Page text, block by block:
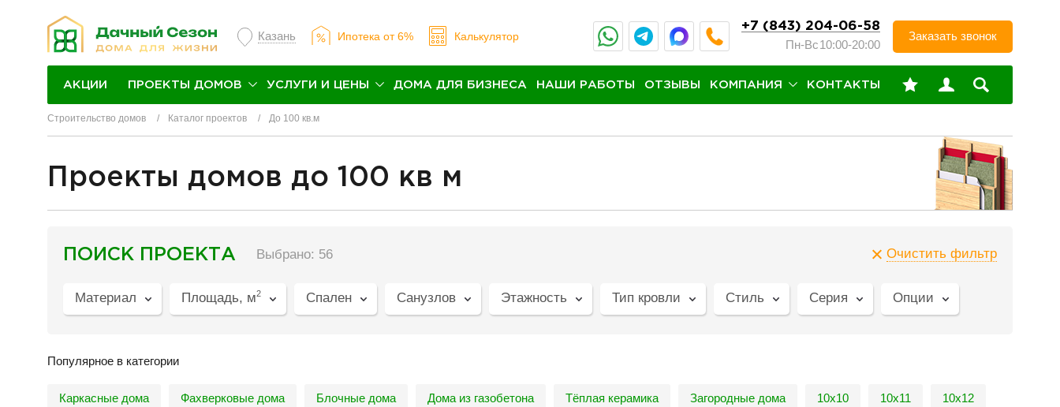
Казань Ипотека от 6% Калькулятор
+7 (843) 204-06-58
Пн-Вс10:00-20:00
Заказать звонок
АКЦИИ ПРОЕКТЫ ДОМОВ УСЛУГИ И ЦЕНЫ ДОМА ДЛЯ БИЗНЕСА НАШИ РАБОТЫ ОТЗЫВЫ КОМПАНИЯ КОНТАКТЫ
Строительство домов Каталог проектов До 100 кв.м
Проекты домов до 100 кв м
ПОИСК ПРОЕКТА Выбрано: 56 Очистить фильтр
Материал Площадь, м2 Спален Санузлов Этажность Тип кровли Стиль Серия Опции
Популярное в категории
Каркасные дома Фахверковые дома Блочные дома Дома из газобетона Тёплая керамика Загородные дома 10х10 10х11 10х12